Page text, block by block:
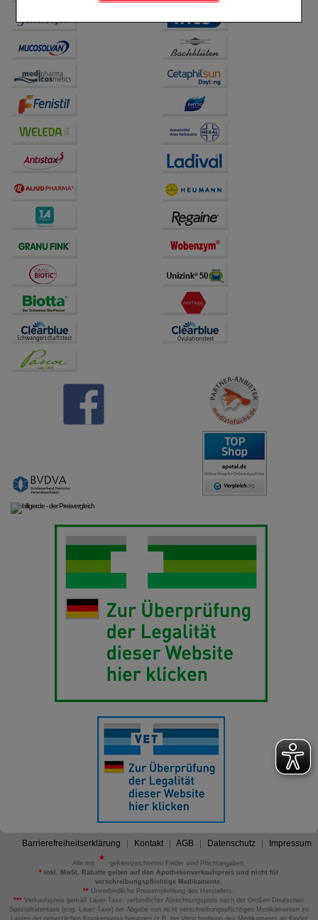
Einkaufserlebnis noch ansprechender zu gestalten,
Besuchers oder unsere Seite an bevorzugte
Verhaltensweisen (z.B. Spracheinstellung)
anzupassen. Komfort-Cookies ermöglichen es uns
auch auf Ihre Bedürfnisse zugeschrittene Inhalte
anzuzeigen und unser Partnerprogramm zu
betreiben.
Statistik & Tracking:
Hierüber lassen sich
Informationen über die Art und Weise der Nutzung
unserer Website sammeln, mit deren Hilfe wir unsere
auf unserer Website aber auch die Werbung auf
Drittseiten möglichst relevant für Sie zu gestalten.
Bitte beachten Sie, dass Daten hierfür teilweise an
Dritte wie z.B. Google oder soziale Medien
Barrierefreiheitserklärung Kontakt AGB Datenschutz Impressum
Alle mit
gekennzeichneten Felder sind Pflichtangaben.
*inkl. MwSt. Rabatte gelten auf den Apothekenverkaufspreis und nicht für
verschreibungspflichtige Medikamente.
** Unverbindliche Preisempfehlung des Herstellers.
*** Verkaufspreis gemäß Lauer-Taxe; verbindlicher Abrechnungspreis nach der Großen Deutschen
Spezialitätentaxe (sog. Lauer-Taxe) bei Abgabe von nicht verschreibungspflichtigen Medikamenten zu
Lasten der gesetzlichen Krankenversicherungen (z.B. bei Verschreibung des Medikaments an Kinder